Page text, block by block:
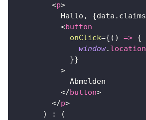
<p>
          Hallo,
{data . claims
<button
onClick={ ( ) => {
window. location
}}
>
            Abmelden
</button>
</p>
)
:
(